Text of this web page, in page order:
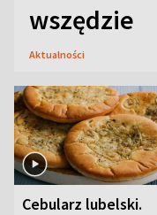
wszędzie
Aktualności
Cebularz lubelski.